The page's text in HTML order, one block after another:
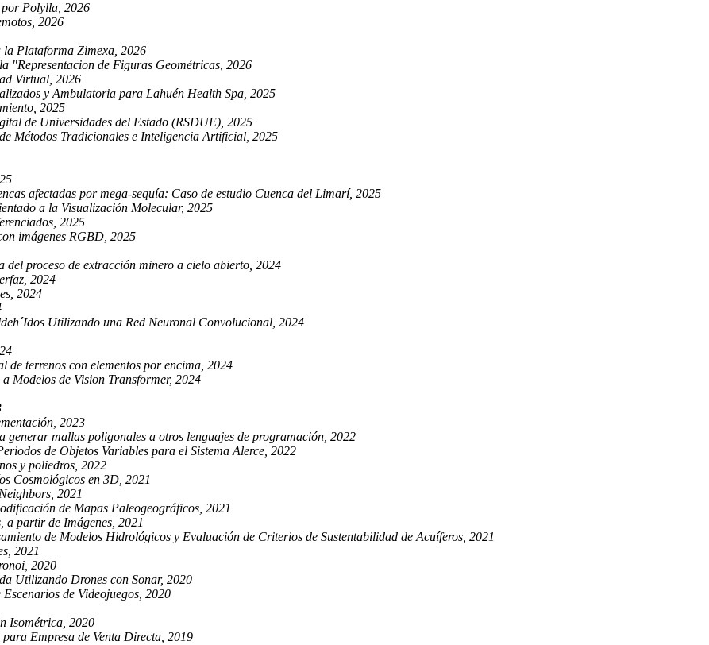
por Polylla, 2026
2026
Plataforma Zimexa, 2026
"Representacion de Figuras Geométricas, 2026
Virtual, 2026
y Ambulatoria para Lahuén Health Spa, 2025
2025
de Universidades del Estado (RSDUE), 2025
Métodos Tradicionales e Inteligencia Artificial, 2025
afectadas por mega-sequía: Caso de estudio Cuenca del Limarí, 2025
a la Visualización Molecular, 2025
2025
imágenes RGBD, 2025
proceso de extracción minero a cielo abierto, 2024
2024
2024
Utilizando una Red Neuronal Convolucional, 2024
terrenos con elementos por encima, 2024
Modelos de Vision Transformer, 2024
2023
mallas poligonales a otros lenguajes de programación, 2022
de Objetos Variables para el Sistema Alerce, 2022
y poliedros, 2022
Cosmológicos en 3D, 2021
2021
de Mapas Paleogeográficos, 2021
a partir de Imágenes, 2021
de Modelos Hidrológicos y Evaluación de Criterios de Sustentabilidad de Acuíferos, 2021
2021
2020
Utilizando Drones con Sonar, 2020
de Videojuegos, 2020
Isométrica, 2020
Empresa de Venta Directa, 2019